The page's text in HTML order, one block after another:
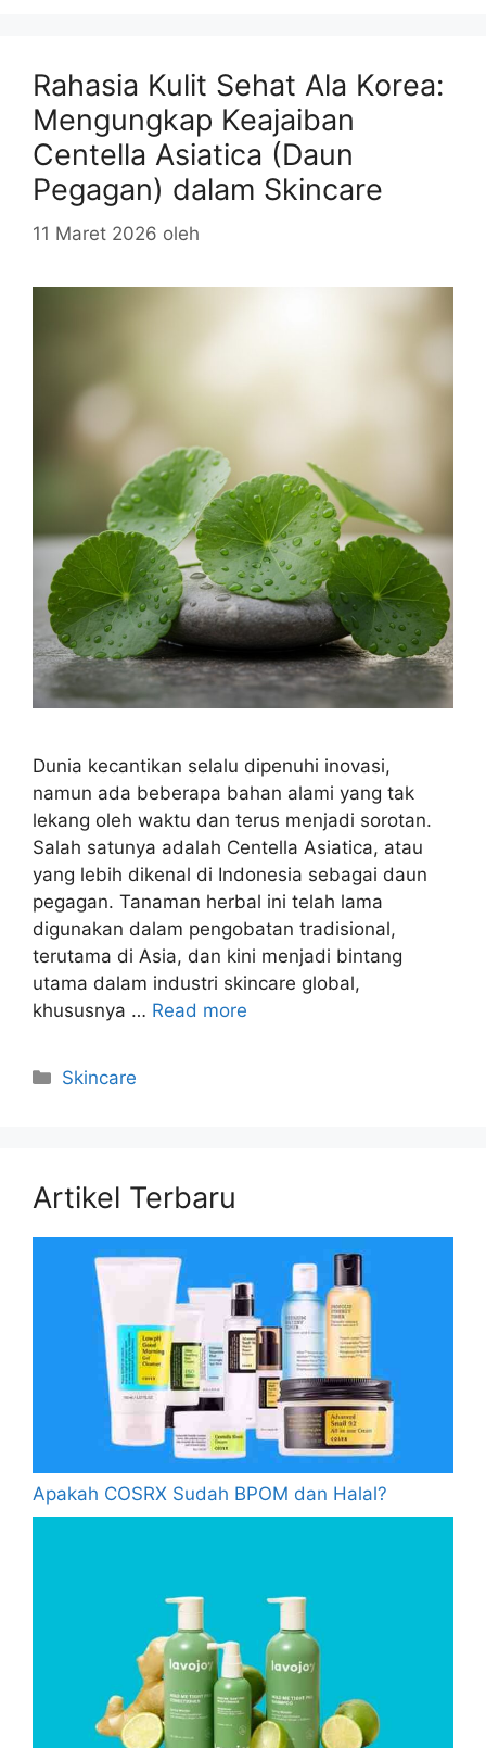
Rahasia Kulit Sehat Ala Korea:
Mengungkap Keajaiban
Centella Asiatica (Daun
Pegagan) dalam Skincare
11 Maret 2026 oleh
Dunia kecantikan selalu dipenuhi inovasi,
namun ada beberapa bahan alami yang tak
lekang oleh waktu dan terus menjadi sorotan.
Salah satunya adalah Centella Asiatica, atau
yang lebih dikenal di Indonesia sebagai daun
pegagan. Tanaman herbal ini telah lama
digunakan dalam pengobatan tradisional,
terutama di Asia, dan kini menjadi bintang
utama dalam industri skincare global,
khususnya … Read more
Kategori
Skincare
Artikel Terbaru
Apakah COSRX Sudah BPOM dan Halal?